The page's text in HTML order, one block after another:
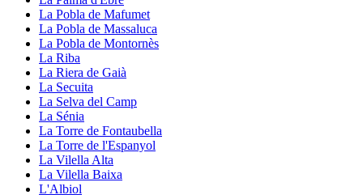
La Pobla de Mafumet
La Pobla de Massaluca
La Pobla de Montornès
La Riba
La Riera de Gaià
La Secuita
La Selva del Camp
La Sénia
La Torre de Fontaubella
La Torre de l'Espanyol
La Vilella Alta
La Vilella Baixa
L'Albiol